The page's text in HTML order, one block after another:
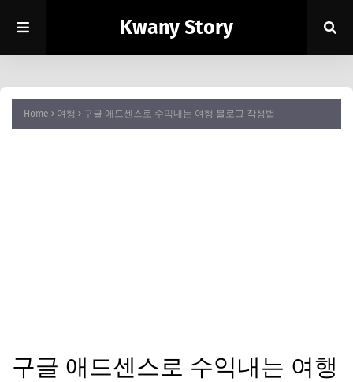
Kwany Story
Home 여행 구글 애드센스로 수익내는 여행 블로그 작성법
구글 애드센스로 수익내는 여행